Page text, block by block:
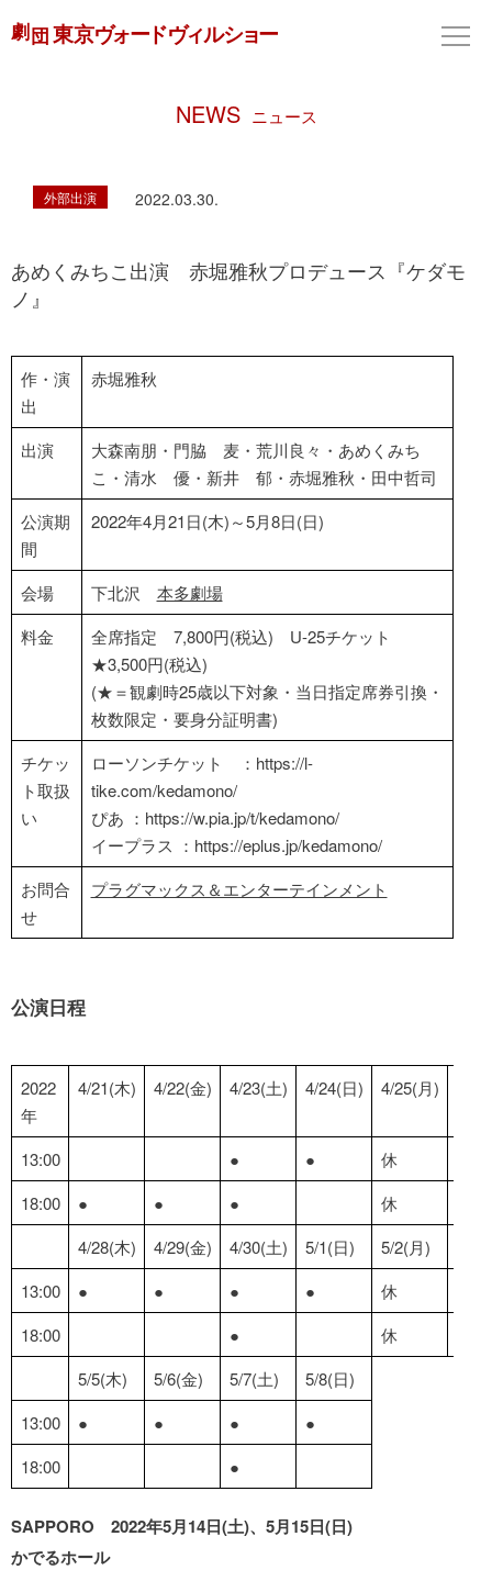
NEWS ニュース
外部出演 2022.03.30.
あめくみちこ出演 赤堀雅秋プロデュース『ケダモ
ノ』
作・演
出
赤堀雅秋
出演
大森南朋・門脇 麦・荒川良々・あめくみち
こ・清水 優・新井 郁・赤堀雅秋・田中哲司
公演期
間
2022年4月21日(木)～5月8日(日)
会場 下北沢 本多劇場
料金
全席指定 7,800円(税込) U-25チケット
★3,500円(税込)
(★＝観劇時25歳以下対象・当日指定席券引換・
枚数限定・要身分証明書)
チケッ
ト取扱
い
ローソンチケット ：https://l-
tike.com/kedamono/
ぴあ ：https://w.pia.jp/t/kedamono/
イープラス ：https://eplus.jp/kedamono/
お問合
せ
プラグマックス＆エンターテインメント
公演日程
2022
年
4/21(木) 4/22(金) 4/23(土) 4/24(日) 4/25(月)
13:00 ● ● 休
18:00
● ● ●
休
4/28(木)
4/29(金) 4/30(土) 5/1(日) 5/2(月)
13:00
● ● ● ● 休
18:00
●
休
5/5(木)
5/6(金) 5/7(土)
5/8(日)
13:00
● ● ●
●
18:00
●
SAPPORO 2022年5月14日(土)、5月15日(日)
かでるホール